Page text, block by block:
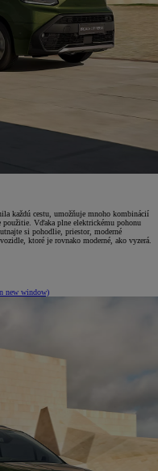
každú cestu, umožňuje mnoho kombinácií
použitie. Vďaka plne elektrickému pohonu
si pohodlie, priestor, moderné
ktoré je rovnako moderné, ako vyzerá.
new window)